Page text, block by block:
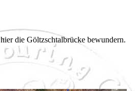
die Göltzschtalbrücke bewundern.